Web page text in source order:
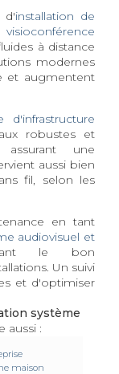
d'installation de
à distance
modernes
et augmentent
robustes et
une
aussi bien
fil, selon les
en tant
audiovisuel et
le bon
Un suivi
et d'optimiser
système
aussi :
maison